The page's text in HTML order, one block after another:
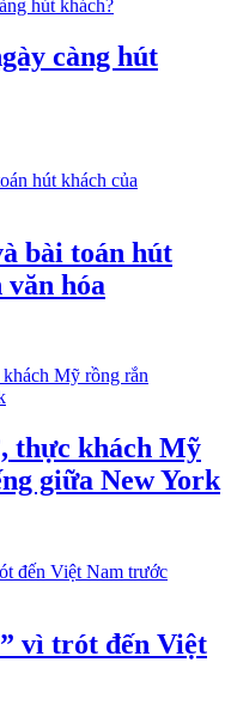
càng hút
bài toán hút
hóa
thực khách Mỹ
giữa New York
vì trót đến Việt